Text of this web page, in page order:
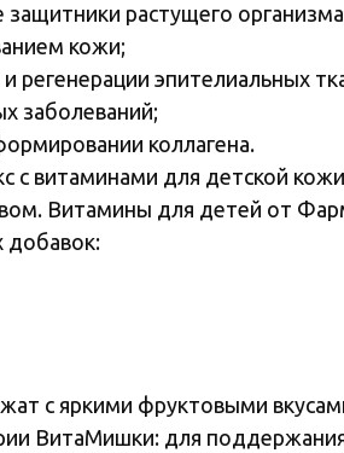
растущего
кожи;
регенерации эпителиальных
заболеваний;
коллагена.
витаминами для детской
Витамины для детей от
добавок:
с яркими фруктовыми
ВитаМишки: для